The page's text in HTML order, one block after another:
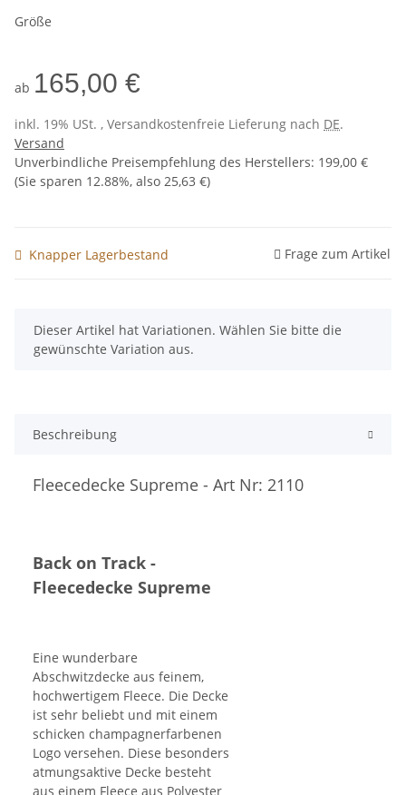
Größe
ab 165,00 €
inkl. 19% USt. , Versandkostenfreie Lieferung nach DE.
Versand
Unverbindliche Preisempfehlung des Herstellers: 199,00 €
(Sie sparen 12.88%, also 25,63 €)
Knapper Lagerbestand Frage zum Artikel
x
Dieser Artikel hat Variationen. Wählen Sie bitte die
gewünschte Variation aus.
Beschreibung
Fleecedecke Supreme - Art Nr: 2110
Back on Track -
Fleecedecke Supreme
Eine wunderbare
Abschwitzdecke aus feinem,
hochwertigem Fleece. Die Decke
ist sehr beliebt und mit einem
schicken champagnerfarbenen
Logo versehen. Diese besonders
atmungsaktive Decke besteht
aus einem Fleece aus Polyester